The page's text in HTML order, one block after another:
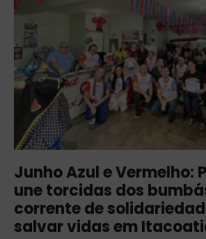
Junho Azul e Vermelho:
une torcidas dos
corrente de
salvar vidas em